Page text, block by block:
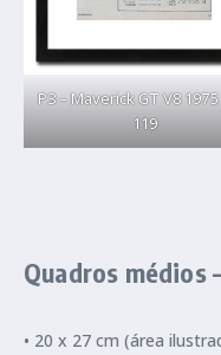
P3 – Maverick GT V8 1975
119
Quadros médios
• 20 x 27 cm (área